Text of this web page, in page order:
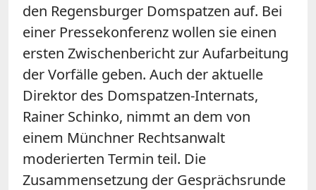
den Regensburger Domspatzen auf. Bei
einer Pressekonferenz wollen sie einen
ersten Zwischenbericht zur Aufarbeitung
der Vorfälle geben. Auch der aktuelle
Direktor des Domspatzen-Internats,
Rainer Schinko, nimmt an dem von
einem Münchner Rechtsanwalt
moderierten Termin teil. Die
Zusammensetzung der Gesprächsrunde